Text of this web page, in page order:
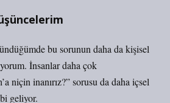
bu sorunun daha da kişisel
İnsanlar daha çok
niçin inanırız?” sorusu da daha içsel
geliyor.